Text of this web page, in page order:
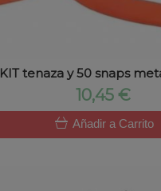
KIT tenaza y 50 snaps
10,45 €
Añadir a Carrito